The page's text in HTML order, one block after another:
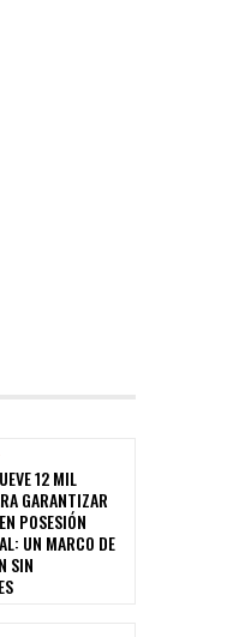
12 MIL
GARANTIZAR
POSESIÓN
UN MARCO DE
SIN